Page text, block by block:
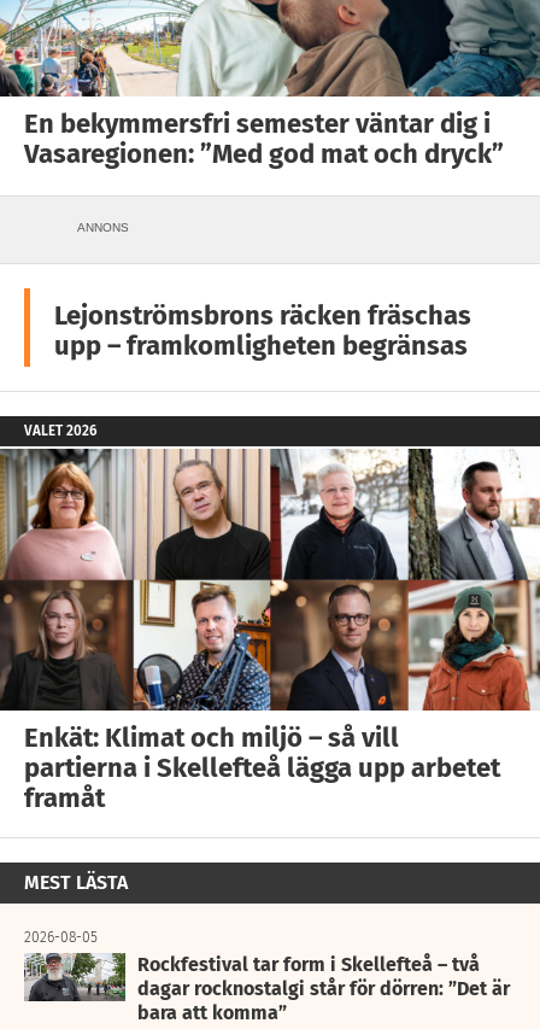
En bekymmersfri semester väntar dig i
Vasaregionen: ”Med god mat och dryck”
ANNONS
Lejonströmsbrons räcken fräschas
upp – framkomligheten begränsas
VALET 2026
Enkät: Klimat och miljö – så vill
partierna i Skellefteå lägga upp arbetet
framåt
MEST LÄSTA
2026-08-05
Rockfestival tar form i Skellefteå – två
dagar rocknostalgi står för dörren: ”Det är
bara att komma”